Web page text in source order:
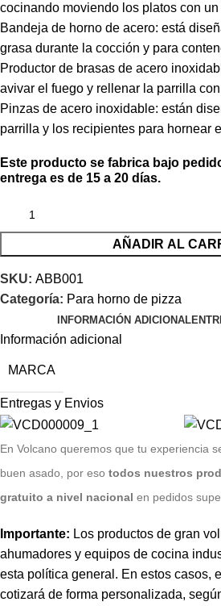
cocinando moviendo los platos con
Bandeja de horno de acero: está
grasa durante la cocción y para
Productor de brasas de acero
avivar el fuego y rellenar la parrilla
Pinzas de acero inoxidable: están
parrilla y los recipientes para hornear
Este producto se fabrica bajo
entrega es de 15 a 20 días.
AÑADIR AL
SKU: ABB001
Categoría: Para horno de pizza
INFORMACIÓN ADICIONAL
Información adicional
MARCA
Entregas y Envios
En Volcano queremos que tu experiencia
buen asado, por eso todos nuestros
gratuito a nivel nacional en pedidos
Importante: Los productos de gran
ahumadores y equipos de cocina
esta política general. En estos casos,
cotizará de forma personalizada,